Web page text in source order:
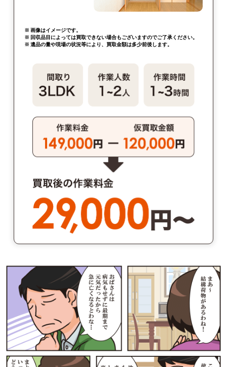
※ 画像はイメージです。
※ 回収品目によっては買取できない場合もございますのでご了承ください。
※ 遺品の量や現場の状況等により、買取金額は多少前後します。